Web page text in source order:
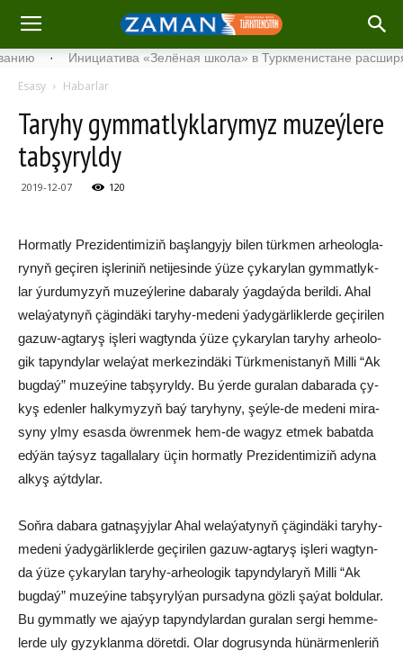
· Инициатива «Зелёная школа» в Туркменистане расширяет
Esasy Habarlar
Ta­ry­hy gym­mat­lyk­la­ry­myz mu­zeý­le­re
tab­şy­ryl­dy
2019-12-07 120
Hor­mat­ly Pre­zi­den­ti­mi­ziň baş­lan­gy­jy bi­len türk­men ar­heo­log­la­
ry­nyň ge­çi­ren iş­le­ri­niň ne­ti­je­sin­de ýü­ze çy­ka­ry­lan gym­mat­lyk­
lar ýur­du­my­zyň mu­zeý­le­ri­ne da­ba­ra­ly ýag­daý­da be­ril­di. Ahal
we­la­ýa­ty­nyň çä­gin­dä­ki ta­ry­hy-me­de­ni ýa­dy­gär­lik­ler­de ge­çi­ri­len
ga­zuw-ag­ta­ryş iş­le­ri wag­tyn­da ýü­ze çy­ka­ry­lan ta­ry­hy ar­heo­lo­
gik ta­pyn­dy­la­r we­la­ýat mer­ke­zin­dä­ki Türk­me­nis­ta­nyň Mil­li “Ak
bug­daý” mu­ze­ýi­ne tab­şy­ryl­dy. Bu ýer­de gu­ra­lan da­ba­ra­da çy­
kyş eden­ler hal­ky­my­zyň baý ta­ry­hy­ny, şeý­le-de me­de­ni mi­ra­
sy­ny yl­my esas­da öw­ren­mek hem-de wa­gyz et­mek ba­bat­da
ed­ýän taý­syz ta­gal­la­la­ry üçin hor­mat­ly Pre­zi­den­ti­mi­ziň ady­na
al­kyş aýt­dy­lar.
Soň­ra da­ba­ra gat­na­şy­jy­lar Ahal we­la­ýa­ty­nyň çä­gin­dä­ki ta­ry­hy-
me­de­ni ýa­dy­gär­lik­ler­de ge­çi­ri­len ga­zuw-ag­ta­ryş iş­le­ri wag­tyn­
da ýü­ze çy­ka­ry­lan ta­ry­hy-ar­heo­lo­gik ta­pyn­dy­la­ryň Mil­li “Ak
bug­daý” mu­ze­ýi­ne tab­şy­ryl­ýan pur­sa­dy­na göz­li şa­ýat bol­du­lar.
Bu gym­mat­ly we aja­ýyp ta­pyn­dy­lar­dan gu­ra­lan ser­gi hem­me­
ler­de uly gy­zyk­lan­ma dö­ret­di. Olar dog­ru­syn­da hü­när­men­le­riň